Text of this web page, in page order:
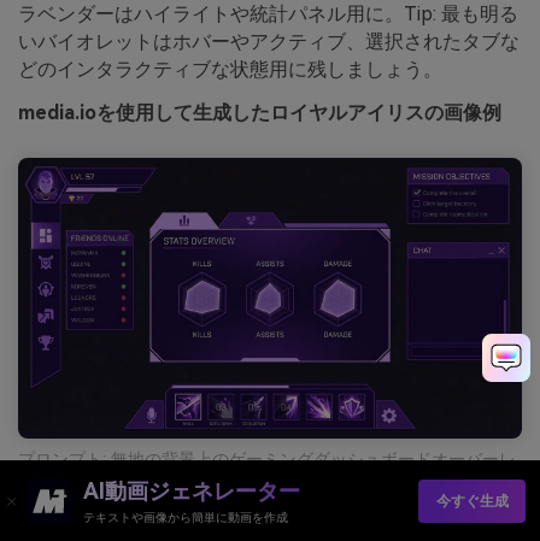
ラベンダーはハイライトや統計パネル用に。Tip: 最も明る
いバイオレットはホバーやアクティブ、選択されたタブな
どのインタラクティブな状態用に残しましょう。
media.ioを使用して生成したロイヤルアイリスの画像例
プロンプト: 無地の背景上のゲーミングダッシュボードオーバーレ
イの2D UIモックアップ、メインカラーはディープパープルと鮮や
かなバイオレット、ライトラベンダーのアクセント、シャープな
パネルとアイコン、スマホフレームなし --ar 16:9
AI動画ジェネレーター
テキストや画像から簡単に動画を作成
今すぐ生成